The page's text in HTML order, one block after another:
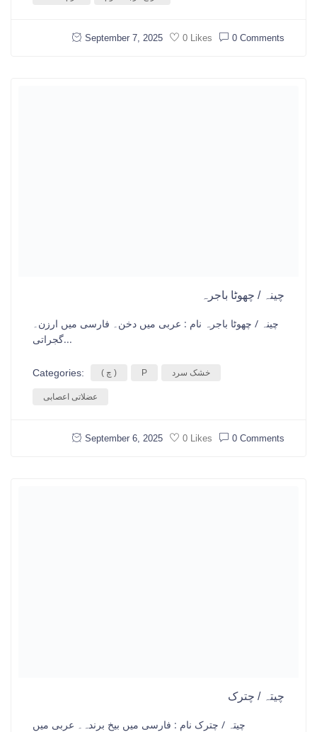
September 7, 2025 0 Likes 0 Comments
چینہ / چھوٹا باجرہ
چینہ / چھوٹا باجرہ نام : عربی میں دخن۔ فارسی میں ارزن۔
گجراتی...
Categories: ( چ ) P خشک سرد
عضلاتی اعصابی
September 6, 2025 0 Likes 0 Comments
چیتہ / چترک
چیتہ / چترک نام : فارسی میں بیخ برندہ۔ عربی میں